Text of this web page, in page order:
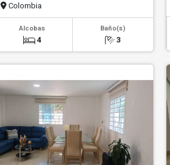
Colombia
Alcobas
4
Baño(s)
3